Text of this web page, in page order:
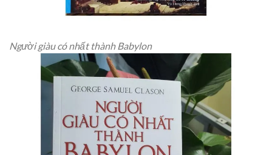
Người giàu có nhất thành Babylon